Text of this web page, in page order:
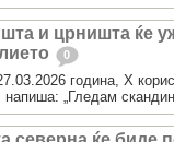
и црништа ќе
0
година, Х
напиша: „Гледам